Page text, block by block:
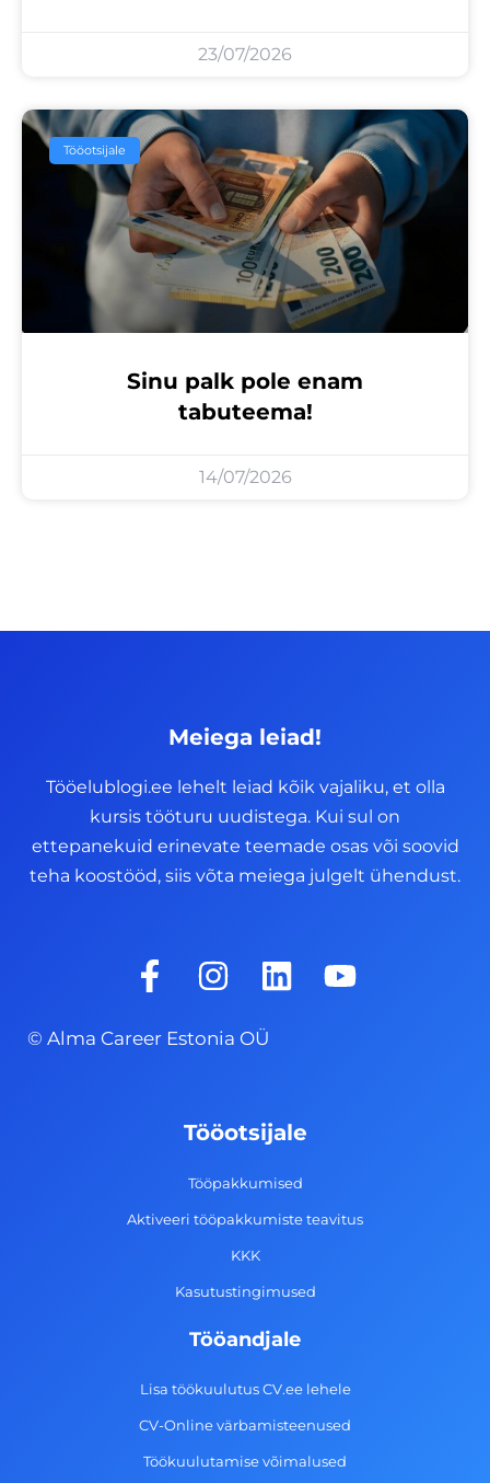
23/07/2026
Tööotsijale
Sinu palk pole enam
tabuteema!
14/07/2026
Meiega leiad!
Tööelublogi.ee lehelt leiad kõik vajaliku, et olla
kursis tööturu uudistega. Kui sul on
ettepanekuid erinevate teemade osas või soovid
teha koostööd, siis võta meiega julgelt ühendust.
F
a
c
e
-
I
n
s
t
g
a
m
L
i
d
n
Y
o
© Alma Career Estonia OÜ
Tööotsijale
Tööpakkumised
Aktiveeri tööpakkumiste teavitus
KKK
Kasutustingimused
Tööandjale
Lisa töökuulutus CV.ee lehele
CV-Online värbamisteenused
Töökuulutamise võimalused